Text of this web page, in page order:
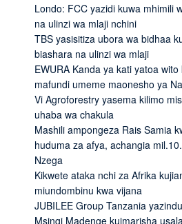
Londo: FCC yazidi kuwa mhimili
na ulinzi wa mlaji nchini
TBS yasisitiza ubora wa bidhaa
biashara na ulinzi wa mlaji
EWURA Kanda ya kati yatoa
mafundi umeme maonesho ya
Vi Agroforestry yasema kilimo
uhaba wa chakula
Mashili ampongeza Rais Samia
huduma za afya, achangia
Nzega
Kikwete ataka nchi za Afrika
miundombinu kwa vijana
JUBILEE Group Tanzania
Msingi Madenge kuimarisha